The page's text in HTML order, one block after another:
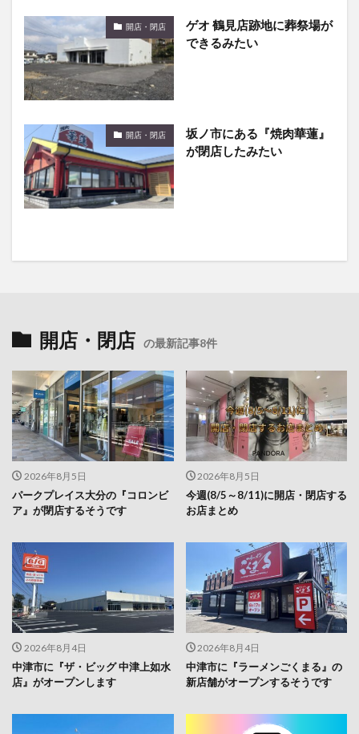
開店・閉店
ゲオ 鶴見店跡地に葬祭場が
できるみたい
開店・閉店
坂ノ市にある『焼肉華蓮』
が閉店したみたい
開店・閉店 の最新記事8件
2026年8月5日
パークプレイス大分の『コロンビ
ア』が閉店するそうです
2026年8月5日
今週(8/5～8/11)に開店・閉店する
お店まとめ
2026年8月4日
中津市に『ザ・ビッグ 中津上如水
店』がオープンします
2026年8月4日
中津市に『ラーメンごくまる』の
新店舗がオープンするそうです